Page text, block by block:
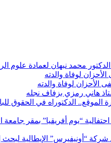
محمد نبهان لعمادة علوم
لوفاة والدته
الأحزان لوفاة والدته
هاني رمزي بزفاف نجله
الموقع.. الدكتوراه في الحقوق
“يوم أفريقيا” بمقر جامعة
شركة “أونيفيرس” الإيطالية